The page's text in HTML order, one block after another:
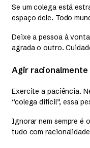
Se um colega está
espaço dele. Todo
Deixe a pessoa à
agrada o outro.
Agir racionalmente
Exercite a paciência.
“colega difícil”, essa
Ignorar nem sempre é
tudo com